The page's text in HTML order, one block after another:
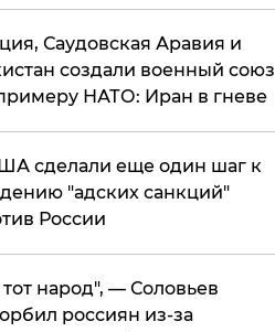
Саудовская Аравия и
создали военный союз
НАТО: Иран в гневе
сделали еще один шаг к
"адских санкций"
России
народ", — Соловьев
россиян из-за